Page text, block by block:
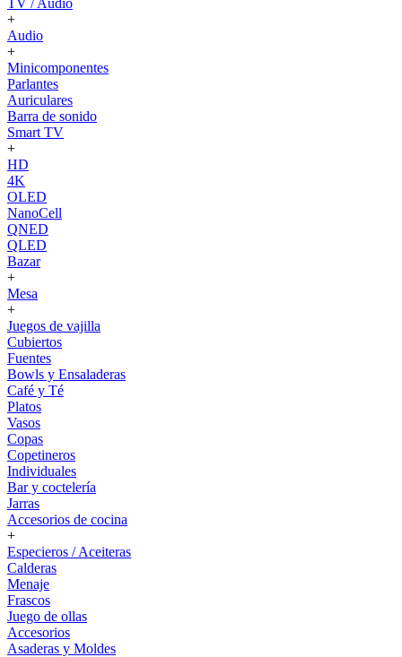
TV / Audio
+
Audio
+
Minicomponentes
Parlantes
Auriculares
Barra de sonido
Smart TV
+
HD
4K
OLED
NanoCell
QNED
QLED
Bazar
+
Mesa
+
Juegos de vajilla
Cubiertos
Fuentes
Bowls y Ensaladeras
Café y Té
Platos
Vasos
Copas
Copetineros
Individuales
Bar y coctelería
Jarras
Accesorios de cocina
+
Especieros / Aceiteras
Calderas
Menaje
Frascos
Juego de ollas
Accesorios
Asaderas y Moldes